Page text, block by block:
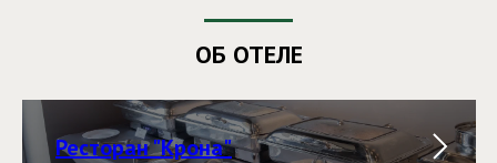
ОБ ОТЕЛЕ
Ресторан "Крона"